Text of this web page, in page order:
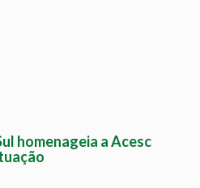
homenageia a Acesc